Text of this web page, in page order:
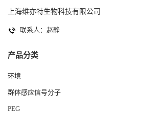
上海维亦特生物科技有限公司
联系人：赵静
产品分类
环境
群体感应信号分子
PEG